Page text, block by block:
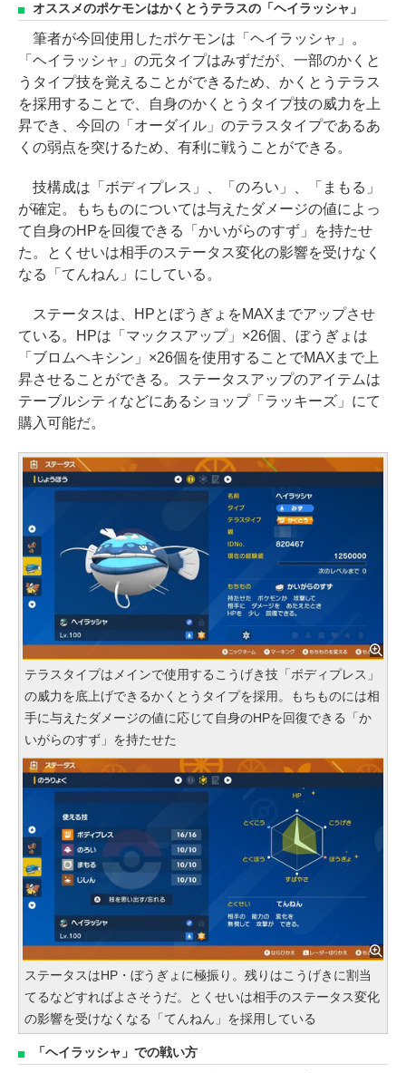
オススメのポケモンはかくとうテラスの「ヘイラッシャ」
筆者が今回使用したポケモンは「ヘイラッシャ」。
「ヘイラッシャ」の元タイプはみずだが、一部のかくと
うタイプ技を覚えることができるため、かくとうテラス
を採用することで、自身のかくとうタイプ技の威力を上
昇でき、今回の「オーダイル」のテラスタイプであるあ
くの弱点を突けるため、有利に戦うことができる。
技構成は「ボディプレス」、「のろい」、「まもる」
が確定。もちものについては与えたダメージの値によっ
て自身のHPを回復できる「かいがらのすず」を持たせ
た。とくせいは相手のステータス変化の影響を受けなく
なる「てんねん」にしている。
ステータスは、HPとぼうぎょをMAXまでアップさせ
ている。HPは「マックスアップ」×26個、ぼうぎょは
「ブロムヘキシン」×26個を使用することでMAXまで上
昇させることができる。ステータスアップのアイテムは
テーブルシティなどにあるショップ「ラッキーズ」にて
購入可能だ。
テラスタイプはメインで使用するこうげき技「ボディプレス」
の威力を底上げできるかくとうタイプを採用。もちものには相
手に与えたダメージの値に応じて自身のHPを回復できる「か
いがらのすず」を持たせた
ステータスはHP・ぼうぎょに極振り。残りはこうげきに割当
てるなどすればよさそうだ。とくせいは相手のステータス変化
の影響を受けなくなる「てんねん」を採用している
「ヘイラッシャ」での戦い方